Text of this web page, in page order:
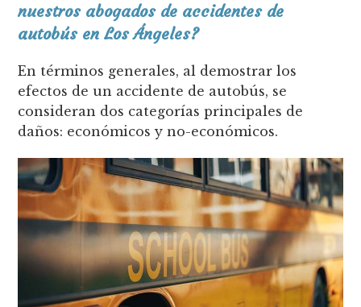
nuestros abogados de accidentes de
autobús en Los Ángeles?
En términos generales, al demostrar los
efectos de un accidente de autobús, se
consideran dos categorías principales de
daños: económicos y no-económicos.